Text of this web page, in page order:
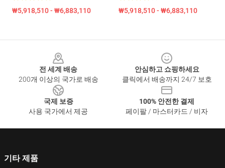
₩5,918,510 - ₩6,883,110 ₩5,918,510 - ₩6,883,110
전 세계 배송
200개 이상의 국가로 배송
안심하고 쇼핑하세요
클릭에서 배송까지 24/7 보호
국제 보증
사용 국가에서 제공
100% 안전한 결제
페이팔 / 마스터카드 / 비자
기타 제품